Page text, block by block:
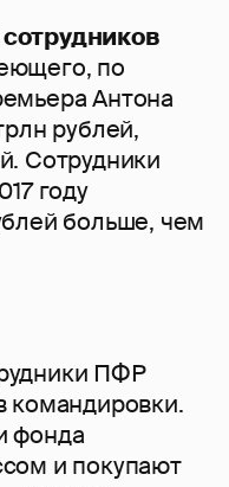
по
Антона
рублей,
Сотрудники
году
больше, чем
ПФР
командировки.
фонда
и покупают